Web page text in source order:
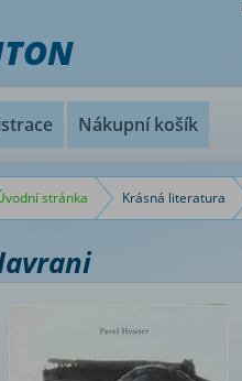
Nákupní košík
stránka Krásná literatura